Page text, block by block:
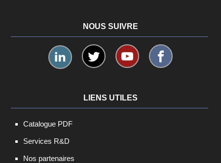
NOUS SUIVRE
LIENS UTILES
Catalogue PDF
Services R&D
Nos partenaires